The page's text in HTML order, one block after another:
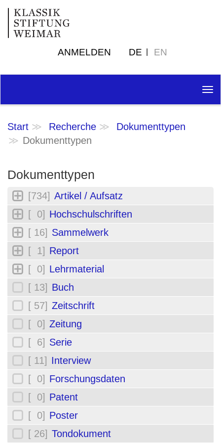
ANMELDEN DE EN
Start Recherche
Dokumenttypen
Dokumenttypen
Dokumenttypen
[734] Artikel / Aufsatz
[ 0] Hochschulschriften
[ 16] Sammelwerk
[ 1] Report
[ 0] Lehrmaterial
[ 13] Buch
[ 57] Zeitschrift
[ 0] Zeitung
[ 6] Serie
[ 11] Interview
[ 0] Forschungsdaten
[ 0] Patent
[ 0] Poster
[ 26] Tondokument